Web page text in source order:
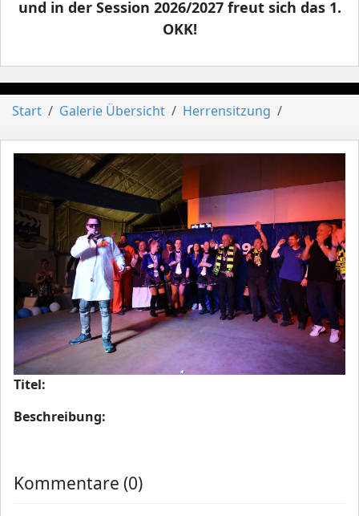
und in der Session 2026/2027 freut sich das 1.
OKK!
Start Galerie Übersicht Herrensitzung
Titel:
Beschreibung:
Kommentare (0)